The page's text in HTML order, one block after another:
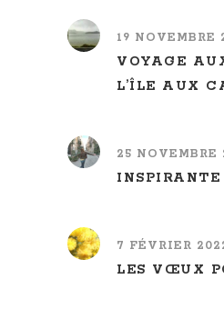
19 NOVEMBRE
VOYAGE
L’ÎLE AUX
25 NOVEMBRE
7 FÉVRIER
LES VŒUX